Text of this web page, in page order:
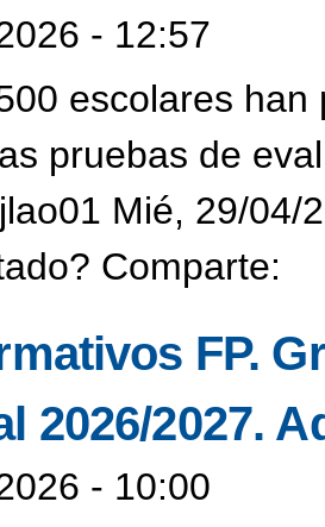
- 12:57
escolares
pruebas de
Mié, 29/04/
Comparte:
FP.
2026/2027.
- 10:00